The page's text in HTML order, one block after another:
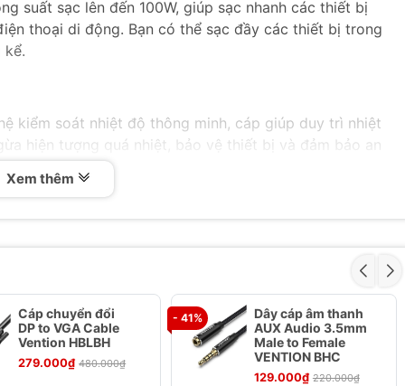
suất sạc lên đến 100W, giúp sạc nhanh các thiết bị
thoại di động. Bạn có thể sạc đầy các thiết bị trong
kể.
kiểm soát nhiệt độ thông minh, cáp giúp duy trì nhiệt
hiện tượng quá nhiệt, bảo vệ thiết bị và đảm bảo an
laptop và nhiều thiết bị điện tử khác. Điều này giúp bạn
bị khác nhau.
chất lượng cao, đảm bảo độ bền và độ tin cậy trong
chống rối giúp kéo dài tuổi thọ của cáp, đồng thời giữ
Xem thêm
Cáp chuyển đổi
DP to VGA Cable
Vention HBLBH
279.000₫ 480.000₫
- 41%
Dây cáp âm thanh
AUX Audio 3.5mm
Male to Female
VENTION BHC
129.000₫ 220.000₫